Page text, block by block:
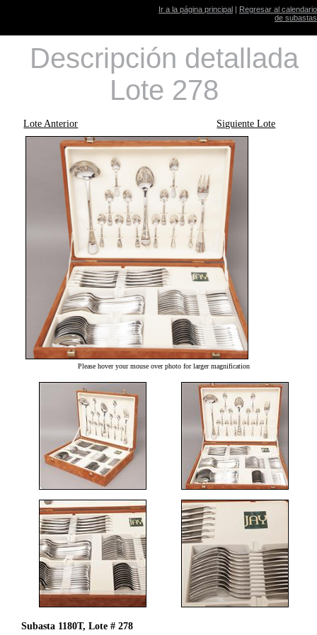
Ir a la página principal | Regresar al calendario
de subastas
Descripción detallada
Lote 278
Lote Anterior Siguiente Lote
Please hover your mouse over photo for larger magnification
Subasta 1180T, Lote # 278